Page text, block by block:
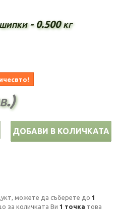
- 0.500 кг
ДОБАВИ В КОЛИЧКАТА
можете да съберете до 1
за количката Ви 1 точка това